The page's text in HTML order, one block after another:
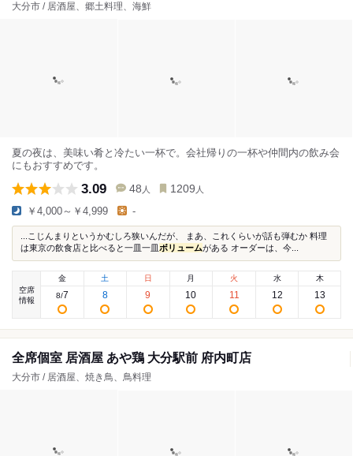
大分市 / 居酒屋、郷土料理、海鮮
夏の夜は、美味い肴と冷たい一杯で。会社帰りの一杯や仲間内の飲み会
にもおすすめです。
3.09 48 人 1209 人
￥4,000～￥4,999 -
...こじんまりというかむしろ狭いんだが、 まあ、これくらいが話も弾むか 料理
は東京の飲食店と比べると一皿一皿 ボリュームがある オーダーは、今...
空席
情報
金
8/7
土
8
日
9
月
10
火
11
水
12
木
13
全席個室 居酒屋 あや鶏 大分駅前 府内町店
大分市 / 居酒屋、焼き鳥、鳥料理